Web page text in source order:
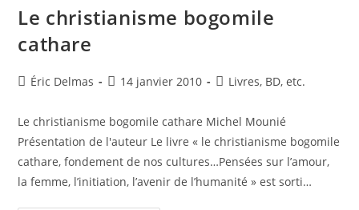
Bogomile
Et
Le christianisme bogomile
cathare
Auteur/autrice
la
publication :
Éric Delmas
Publication
14 janvier 2010
PostLivres, BD, etc.
Le christianisme bogomile cathare Michel Mounié
Présentation de l'auteur Le livre « le christianisme bogomile
cathare, fondement de nos cultures…Pensées sur l’amour,
la femme, l’initiation, l’avenir de l’humanité » est sorti…